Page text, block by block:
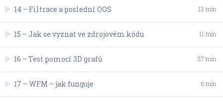
14 – Filtrace a poslední OOS 13 min
15 – Jak se vyznat ve zdrojovém kódu 11 min
16 – Test pomocí 3D grafů 37 min
17 – WFM – jak funguje 6 min